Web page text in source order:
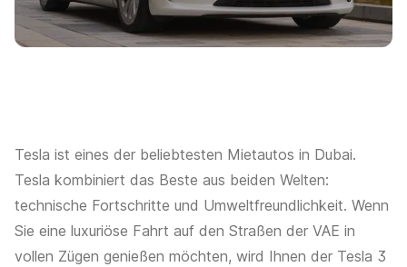
Tesla ist eines der beliebtesten Mietautos in Dubai.
Tesla kombiniert das Beste aus beiden Welten:
technische Fortschritte und Umweltfreundlichkeit. Wenn
Sie eine luxuriöse Fahrt auf den Straßen der VAE in
vollen Zügen genießen möchten, wird Ihnen der Tesla 3